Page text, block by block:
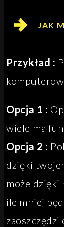
JAK
Przykład :
Opcja 1 :
wiele ma
Opcja 2 :
dzięki
może dzięki
ile mniej
zaoszczędzi